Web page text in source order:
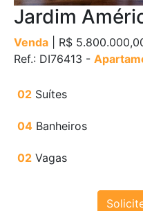
Jardim
Venda | R$
Ref.: DI76413 -
02 Suítes
04 Banheiros
02 Vagas